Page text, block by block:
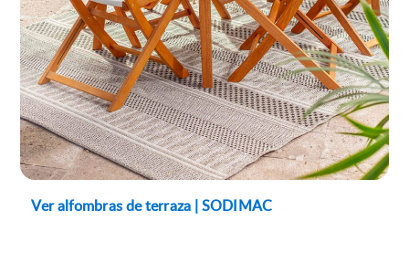
Ver alfombras de terraza | SODIMAC